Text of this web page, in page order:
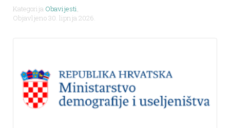
Kategorija Obavijesti,
Objavljeno 30. lipnja 2026.